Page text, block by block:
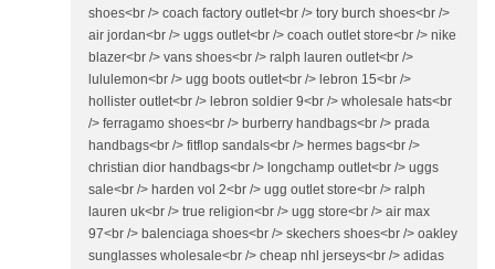
shoes<br /> coach factory outlet<br /> tory burch shoes<br />
air jordan<br /> uggs outlet<br /> coach outlet store<br /> nike
blazer<br /> vans shoes<br /> ralph lauren outlet<br />
lululemon<br /> ugg boots outlet<br /> lebron 15<br />
hollister outlet<br /> lebron soldier 9<br /> wholesale hats<br
/> ferragamo shoes<br /> burberry handbags<br /> prada
handbags<br /> fitflop sandals<br /> hermes bags<br />
christian dior handbags<br /> longchamp outlet<br /> uggs
sale<br /> harden vol 2<br /> ugg outlet store<br /> ralph
lauren uk<br /> true religion<br /> ugg store<br /> air max
97<br /> balenciaga shoes<br /> skechers shoes<br /> oakley
sunglasses wholesale<br /> cheap nhl jerseys<br /> adidas